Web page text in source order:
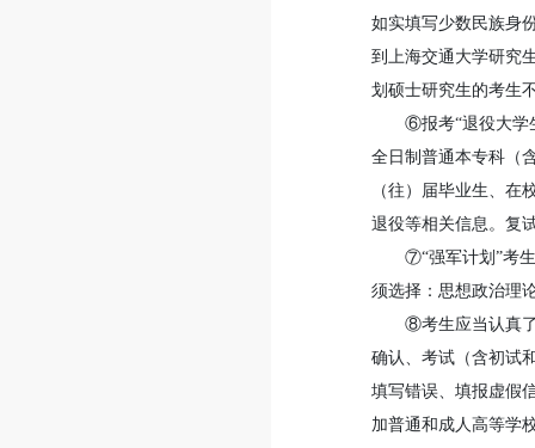
如实填写少数民族身
到上海交通大学研究
划硕士研究生的考生
⑥报考“退役大学
全日制普通本专科（
（往）届毕业生、
退役等相关信息。复
⑦“强军计划”考
须选择：思想政治理
⑧考生应当认真
确认、考试（含初试
填写错误、填报虚假
加普通和成人高等学